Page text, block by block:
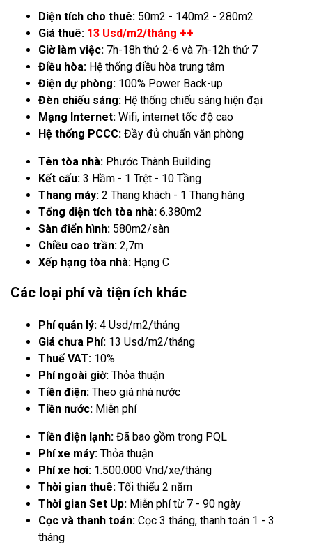
Diện tích cho thuê: 50m2 - 140m2 - 280m2
Giá thuê: 13 Usd/m2/tháng ++
Giờ làm việc: 7h-18h thứ 2-6 và 7h-12h thứ 7
Điều hòa: Hệ thống điều hòa trung tâm
Điện dự phòng: 100% Power Back-up
Đèn chiếu sáng: Hệ thống chiếu sáng hiện đại
Mạng Internet: Wifi, internet tốc độ cao
Hệ thống PCCC: Đầy đủ chuẩn văn phòng
Tên tòa nhà: Phước Thành Building
Kết cấu: 3 Hầm - 1 Trệt - 10 Tầng
Thang máy: 2 Thang khách - 1 Thang hàng
Tổng diện tích tòa nhà: 6.380m2
Sàn điển hình: 580m2/sàn
Chiều cao trần: 2,7m
Xếp hạng tòa nhà: Hạng C
Các loại phí và tiện ích khác
Phí quản lý: 4 Usd/m2/tháng
Giá chưa Phí: 13 Usd/m2/tháng
Thuế VAT: 10%
Phí ngoài giờ: Thỏa thuận
Tiền điện: Theo giá nhà nước
Tiền nước: Miễn phí
Tiền điện lạnh: Đã bao gồm trong PQL
Phí xe máy: Thỏa thuận
Phí xe hơi: 1.500.000 Vnd/xe/tháng
Thời gian thuê: Tối thiểu 2 năm
Thời gian Set Up: Miễn phí từ 7 - 90 ngày
Cọc và thanh toán: Cọc 3 tháng, thanh toán 1 - 3
tháng